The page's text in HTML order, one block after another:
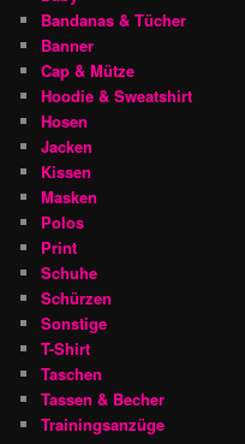
Bandanas & Tücher
Banner
Cap & Mütze
Hoodie & Sweatshirt
Hosen
Jacken
Kissen
Masken
Polos
Print
Schuhe
Schürzen
Sonstige
T-Shirt
Taschen
Tassen & Becher
Trainingsanzüge